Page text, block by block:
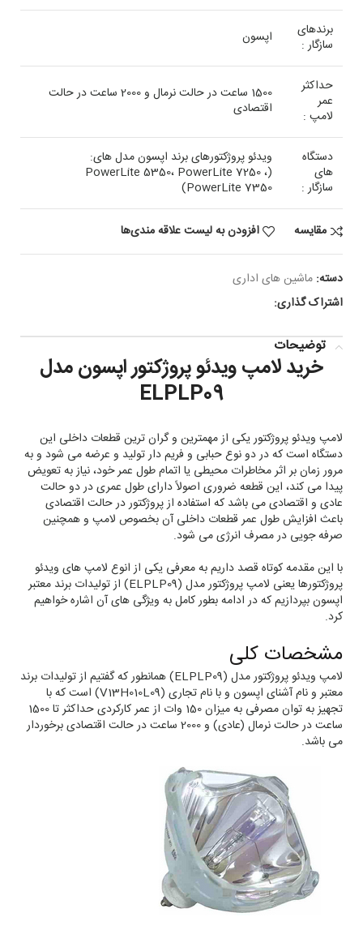
برندهای
سازگار : اپسون
حداکثر
عمر
لامپ :
1500 ساعت در حالت نرمال و 2000 ساعت در حالت
اقتصادی
دستگاه
های
سازگار :
ویدئو پروژکتورهای برند اپسون مدل های:
(PowerLite 5350، PowerLite 7250 ،
PowerLite 7350)
مقایسه افزودن به لیست علاقه مندی‌ها
دسته: ماشین های اداری
اشتراک گذاری:
توضیحات
خرید لامپ ویدئو پروژکتور اپسون مدل
ELPLP09
لامپ ویدئو پروژکتور یکی از مهمترین و گران ترین قطعات داخلی این
دستگاه است که در دو نوع حبابی و فریم دار تولید و عرضه می شود و به
مرور زمان بر اثر مخاطرات محیطی یا اتمام طول عمر خود، نیاز به تعویض
پیدا می کند، این قطعه ضروری اصولاً دارای طول عمری در دو حالت
عادی و اقتصادی می باشد که استفاده از پروژکتور در حالت اقتصادی
باعث افزایش طول عمر قطعات داخلی آن بخصوص لامپ و همچنین
صرفه جویی در مصرف انرژی می شود.
با این مقدمه کوتاه قصد داریم به معرفی یکی از انوع لامپ های ویدئو
پروژکتورها یعنی لامپ پروژکتور مدل (ELPLP09) از تولیدات برند معتبر
اپسون بپردازیم که در ادامه بطور کامل به ویژگی های آن اشاره خواهیم
کرد.
مشخصات کلی
لامپ ویدئو پروژکتور مدل (ELPLP09) همانطور که گفتیم از تولیدات برند
معتبر و نام آشنای اپسون و با نام تجاری (V13H010L09) است که با
تجهیز به توان مصرفی به میزان 150 وات از عمر کارکردی حداکثر تا 1500
ساعت در حالت نرمال (عادی) و 2000 ساعت در حالت اقتصادی برخوردار
می باشد.